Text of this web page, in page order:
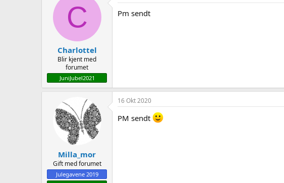
C
Charlottel
Blir kjent med
forumet
JuniJubel2021
Pm sendt
Milla_mor
Gift med forumet
Julegavene 2019
16 Okt 2020
PM sendt